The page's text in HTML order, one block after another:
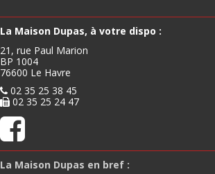
La Maison Dupas, à votre dispo :
21, rue Paul Marion
BP 1004
76600 Le Havre
 02 35 25 38 45
 02 35 25 24 47

La Maison Dupas en bref :